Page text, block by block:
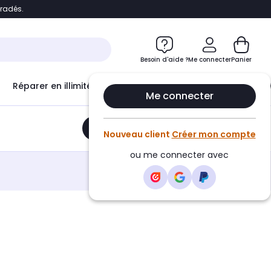
Accéder directement au chatbot
Besoin d'aide ?Me connecter
Me connecter
Nouveau client Créer mon compte
ou me connecter avec
Panier
Réparer en illimité avec Le Club Infinity
Ajouter au panier